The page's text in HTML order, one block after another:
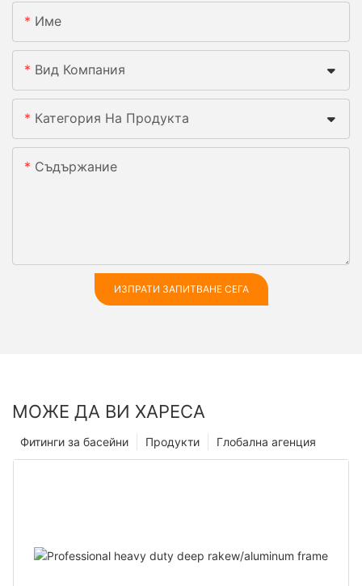
Име
Вид Компания
Категория На Продукта
Съдържание
ИЗПРАТИ ЗАПИТВАНЕ СЕГА
МОЖЕ ДА ВИ ХАРЕСА
Глобална агенция
Продукти
Фитинги за басейни